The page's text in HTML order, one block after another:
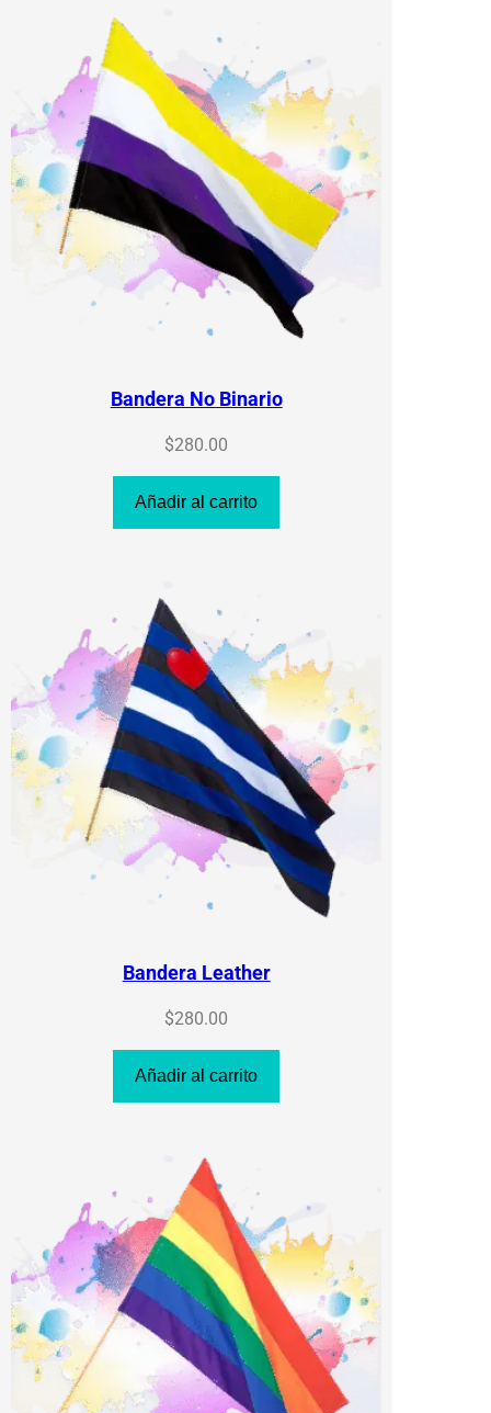
Bandera No Binario
$280.00
Añadir al carrito
Bandera Leather
$280.00
Añadir al carrito